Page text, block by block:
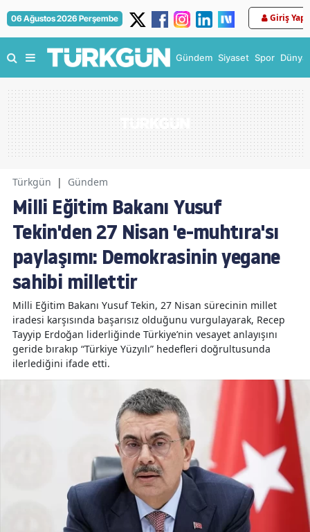
06 Ağustos 2026 Perşembe Giriş Yap
Gündem Siyaset Spor Dünya
Türkgün | Gündem
Milli Eğitim Bakanı Yusuf
Tekin'den 27 Nisan 'e-muhtıra'sı
paylaşımı: Demokrasinin yegane
sahibi millettir
Milli Eğitim Bakanı Yusuf Tekin, 27 Nisan sürecinin millet
iradesi karşısında başarısız olduğunu vurgulayarak, Recep
Tayyip Erdoğan liderliğinde Türkiye’nin vesayet anlayışını
geride bırakıp “Türkiye Yüzyılı” hedefleri doğrultusunda
ilerlediğini ifade etti.